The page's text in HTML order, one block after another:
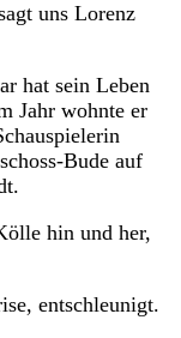
uns Lorenz
hat sein Leben
Jahr wohnte er
Bude auf
hin und her,
entschleunigt.